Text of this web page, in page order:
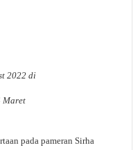
2022 di
Maret
pada pameran Sirha